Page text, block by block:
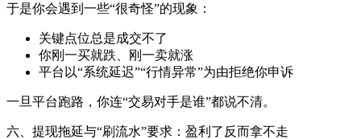
于是你会遇到一些“很奇怪”的现象：
关键点位总是成交不了
你刚一买就跌、刚一卖就涨
平台以“系统延迟”“行情异常”为由拒绝你申诉
一旦平台跑路，你连“交易对手是谁”都说不清。
六、提现拖延与“刷流水”要求：盈利了反而拿不走